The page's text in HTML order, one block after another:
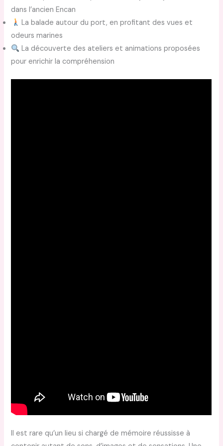
dans l’ancien Encan
La balade autour du port, en profitant des vues et
odeurs marines
La découverte des ateliers et animations proposées
pour enrichir la compréhension
Il est rare qu’un lieu si chargé de mémoire réussisse à